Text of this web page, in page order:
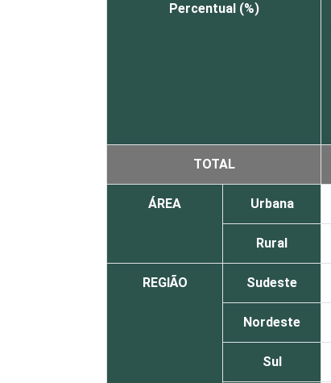
Percentual (%)
TOTAL
ÁREA Urbana
Rural
REGIÃO Sudeste
Nordeste
Sul